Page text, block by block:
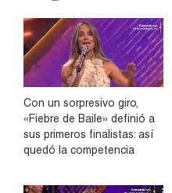
Con un sorpresivo giro,
«Fiebre de Baile» definió a
sus primeros finalistas: así
quedó la competencia